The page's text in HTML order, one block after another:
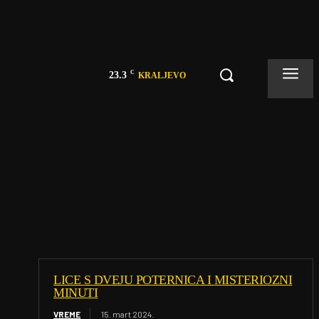
23.3 C KRALJEVO
LICE S DVEJU POTERNICA I MISTERIOZNI
MINUTI
VREME 15. mart 2024.